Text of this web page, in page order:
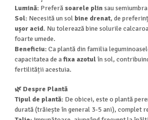
Lumină: Preferă soarele plinsau
Sol: Necesită un sol bine drenat, de
ușor acid. Nu tolerează bine solurile
foarte umede.
Beneficiu:Ca plantă din familia
capacitatea de afixa azotulîn sol,
fertilității acestuia.
🌿 Despre Plantă
Tipul de plantă: De obicei, este o plantă
durată (trăiește în general 3-5 ani), complet